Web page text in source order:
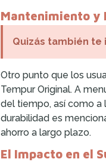
Mantenimiento y
Quizás también te
Otro punto que los
Tempur Original. A
del tiempo, así como a
durabilidad es
ahorro a largo plazo.
El Impacto en el